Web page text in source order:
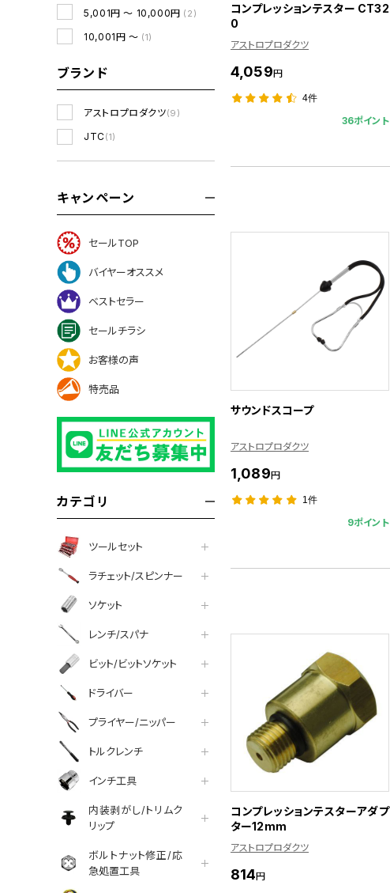
5,001円 ～ 10,000円 (2)
10,001円 ～ (1)
ブランド
アストロプロダクツ(9)
JTC (1)
キャンペーン
セールTOP
バイヤーオススメ
ベストセラー
セールチラシ
お客様の声
特売品
カテゴリ
ツールセット
ラチェット/スピンナー
ソケット
レンチ/スパナ
ビット/ビットソケット
ドライバー
プライヤー/ニッパー
トルクレンチ
インチ工具
内装剥がし/トリムク
リップ
ボルトナット修正/応
急処置工具
コンプレッションテスター CT32
0
アストロプロダクツ
4,059円
4件
36ポイント
サウンドスコープ
アストロプロダクツ
1,089円
1件
9ポイント
コンプレッションテスターアダプ
ター12mm
アストロプロダクツ
814円